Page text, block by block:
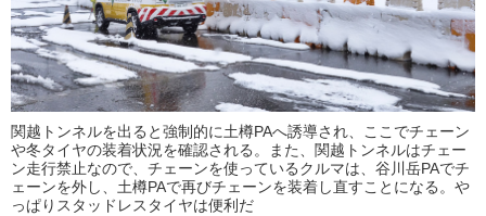
関越トンネルを出ると強制的に土樽PAへ誘導され、ここでチェーン
や冬タイヤの装着状況を確認される。また、関越トンネルはチェー
ン走行禁止なので、チェーンを使っているクルマは、谷川岳PAでチ
ェーンを外し、土樽PAで再びチェーンを装着し直すことになる。や
っぱりスタッドレスタイヤは便利だ